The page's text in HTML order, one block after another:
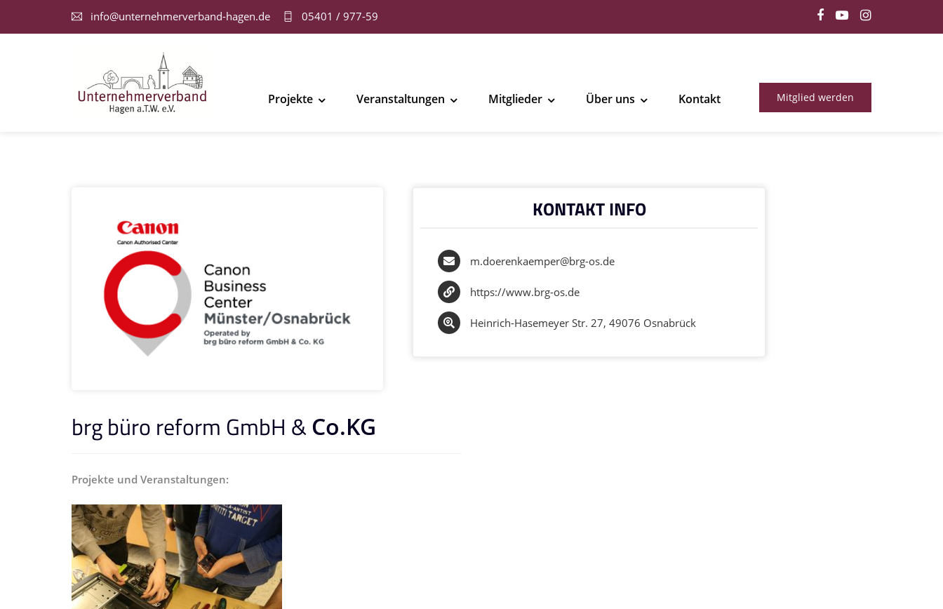
info@unternehmerverband-hagen.de 05401 / 977-59
Mitglied werden
Projekte Veranstaltungen Mitglieder Über uns Kontakt
brg büro reform GmbH &Co.KG
Projekte und Veranstaltungen:
KONTAKT INFO
m.doerenkaemper@brg-os.de
https://www.brg-os.de
Heinrich-Hasemeyer Str. 27, 49076 Osnabrück